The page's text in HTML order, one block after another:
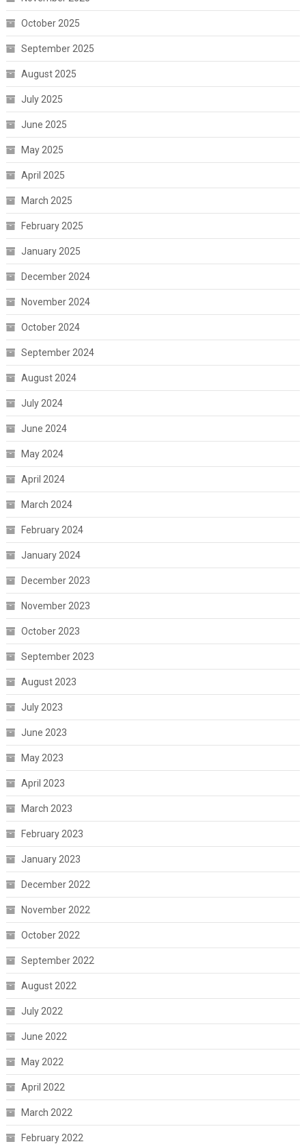
October 2025
September 2025
August 2025
July 2025
June 2025
May 2025
April 2025
March 2025
February 2025
January 2025
December 2024
November 2024
October 2024
September 2024
August 2024
July 2024
June 2024
May 2024
April 2024
March 2024
February 2024
January 2024
December 2023
November 2023
October 2023
September 2023
August 2023
July 2023
June 2023
May 2023
April 2023
March 2023
February 2023
January 2023
December 2022
November 2022
October 2022
September 2022
August 2022
July 2022
June 2022
May 2022
April 2022
March 2022
February 2022